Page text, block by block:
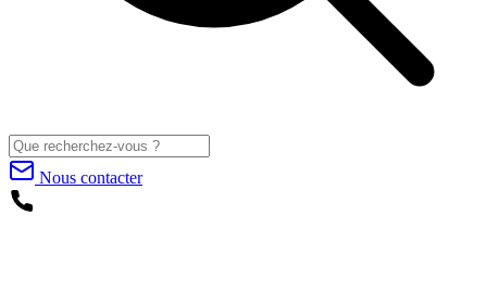
Nous contacter